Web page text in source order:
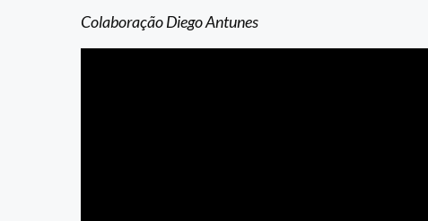
Colaboração Diego Antunes